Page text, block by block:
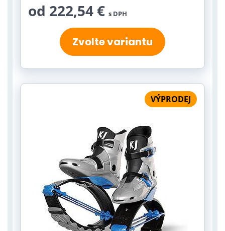
od 222,54 € s DPH
Zvolte variantu
VÝPRODEJ